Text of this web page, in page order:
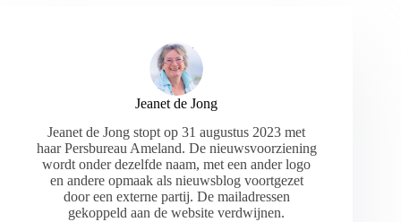
Jeanet de Jong
Jeanet de Jong stopt op 31 augustus 2023 met
haar Persbureau Ameland. De nieuwsvoorziening
wordt onder dezelfde naam, met een ander logo
en andere opmaak als nieuwsblog voortgezet
door een externe partij. De mailadressen
gekoppeld aan de website verdwijnen.